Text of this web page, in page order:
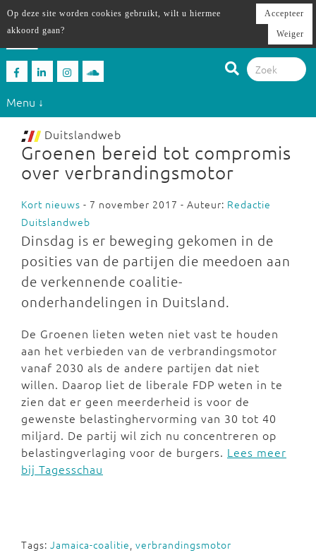
Menu ↓
Duitslandweb
Groenen bereid tot compromis
over verbrandingsmotor
Kort nieuws - 7 november 2017 - Auteur: Redactie
Duitslandweb
Dinsdag is er beweging gekomen in de
posities van de partijen die meedoen aan
de verkennende coalitie-
onderhandelingen in Duitsland.
De Groenen lieten weten niet vast te houden
aan het verbieden van de verbrandingsmotor
vanaf 2030 als de andere partijen dat niet
willen. Daarop liet de liberale FDP weten in te
zien dat er geen meerderheid is voor de
gewenste belastinghervorming van 30 tot 40
miljard. De partij wil zich nu concentreren op
belastingverlaging voor de burgers. Lees meer
bij Tagesschau
Tags: Jamaica-coalitie, verbrandingsmotor
Op deze site worden cookies gebruikt, wilt u hiermee
akkoord gaan?
Accepteer
Weiger